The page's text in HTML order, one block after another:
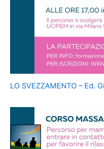
LO SVEZZAMENTO – Ed.